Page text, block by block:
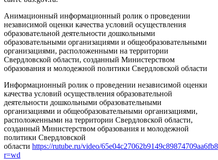
Анимационный информационный ролик о проведении
независимой оценки качества условий осуществления
образовательной деятельности дошкольными
образовательными организациями и общеобразовательными
организациями, расположенными на территории
Свердловской области, созданный Министерством
образования и молодежной политики Свердловской области
Информационный ролик о проведении независимой оценки
качества условий осуществления образовательной
деятельности дошкольными образовательными
организациями и общеобразовательными организациями,
расположенными на территории Свердловской области,
созданный Министерством образования и молодежной
политики Свердловской
области https://rutube.ru/video/
r=wd